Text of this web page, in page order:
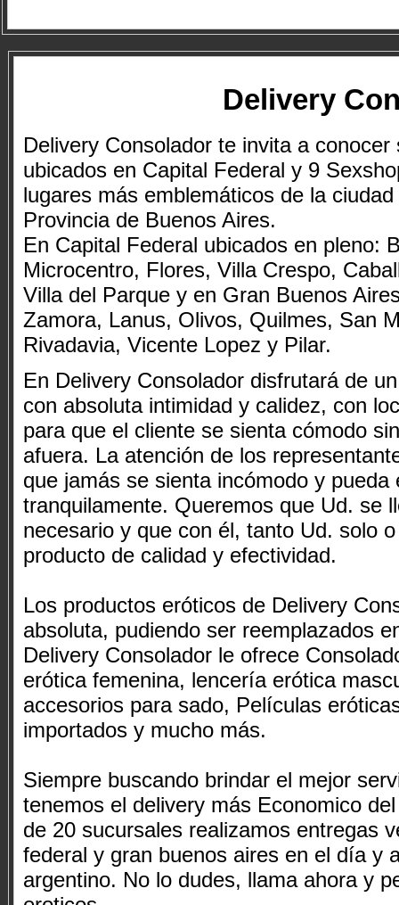
Delivery
Delivery Consolador te invita a
ubicados en Capital Federal y 9
lugares más emblemáticos de la
Provincia de Buenos Aires.
En Capital Federal ubicados en pleno:
Microcentro, Flores, Villa Crespo,
Villa del Parque y en Gran Buenos
Zamora, Lanus, Olivos, Quilmes, San
Rivadavia, Vicente Lopez y Pilar.
En Delivery Consolador disfrutará de
con absoluta intimidad y calidez, con
para que el cliente se sienta cómodo
afuera. La atención de los
que jamás se sienta incómodo y
tranquilamente. Queremos que Ud. se
necesario y que con él, tanto Ud. solo
producto de calidad y efectividad.
Los productos eróticos de Delivery
absoluta, pudiendo ser reemplazados
Delivery Consolador le ofrece
erótica femenina, lencería erótica
accesorios para sado, Películas
importados y mucho más.
Siempre buscando brindar el mejor
tenemos el delivery más Economico
de 20 sucursales realizamos entregas
federal y gran buenos aires en el día y
argentino. No lo dudes, llama ahora y